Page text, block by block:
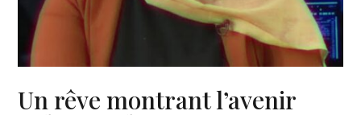
Un rêve montrant l’avenir